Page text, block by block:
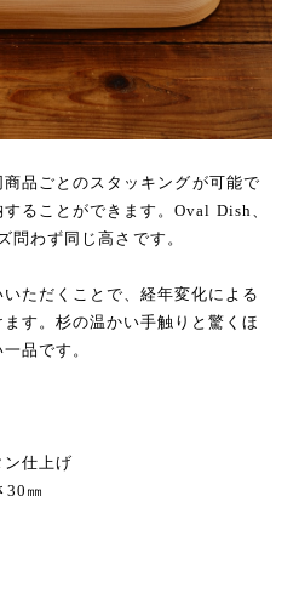
品ごとのスタッキングが可能で
ることができます。Oval Dish、
問わず同じ高さです。
ただくことで、経年変化による
す。杉の温かい手触りと驚くほ
品です。
仕上げ
30㎜